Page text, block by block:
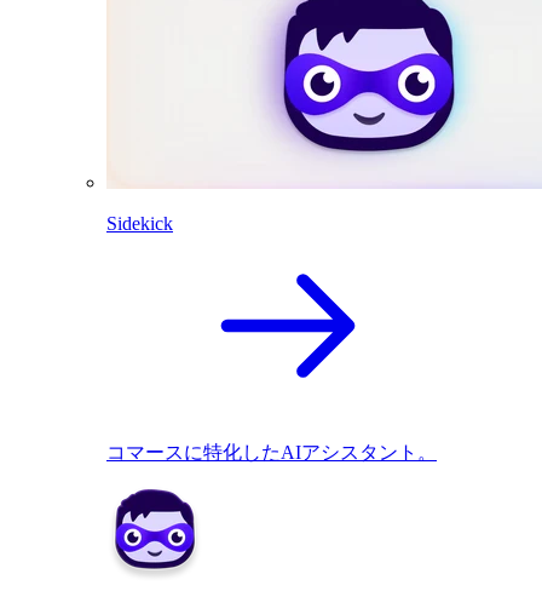
Sidekick
コマースに特化したAIアシスタント。